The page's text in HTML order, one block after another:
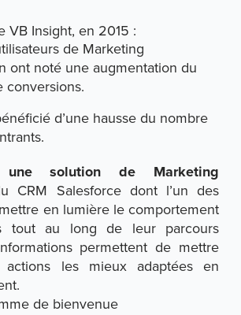
VB Insight, en 2015 :
de Marketing
ont noté une augmentation du
conversions.
d’une hausse du nombre
solution de Marketing
CRM Salesforce dont l’un des
en lumière le comportement
tout au long de leur parcours
permettent de mettre
les mieux adaptées en
de bienvenue